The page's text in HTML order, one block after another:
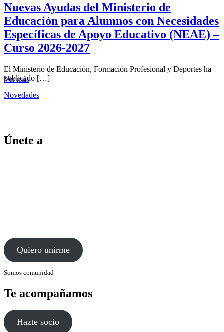
Nuevas Ayudas del Ministerio de
Educación para Alumnos con Necesidades
Específicas de Apoyo Educativo (NEAE) –
Curso 2026-2027
El Ministerio de Educación, Formación Profesional y Deportes ha
publicado […]
Novedades
Ver más
Únete a
Quiero unirme
Somos comunidad
Te acompañamos
Hazte socio